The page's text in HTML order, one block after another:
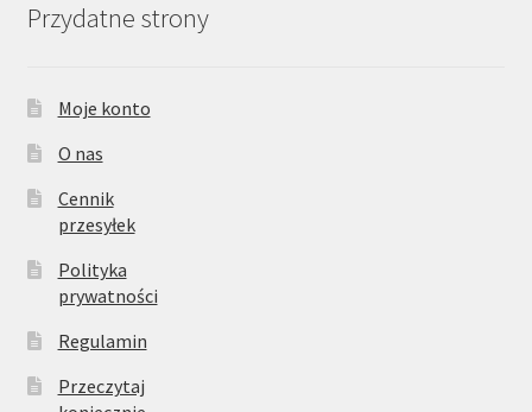
Przydatne strony
Moje konto
O nas
Cennik
przesyłek
Polityka
prywatności
Regulamin
Przeczytaj